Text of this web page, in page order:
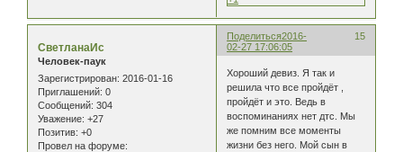
Поделиться 15
2016-
02-27 17:06:05
СветланаИс
Человек-паук
Зарегистрирован: 2016-01-16
Приглашений: 0
Сообщений: 304
Уважение: +27
Позитив: +0
Провел на форуме:
Хороший девиз. Я так и
решила что все пройдёт ,
пройдёт и это. Ведь в
воспоминаниях нет дтс. Мы
же помним все моменты
жизни без него. Мой сын в